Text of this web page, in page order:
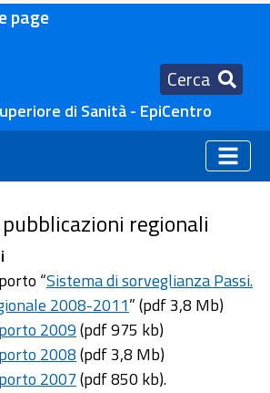
page
Cerca
di Sanità - EpiCentro
pubblicazioni regionali
“Sistema di sorveglianza Passi.
2008-2011” (pdf 3,8 Mb)
2009(pdf 975 kb)
2008(pdf 3,8 Mb)
2007(pdf 850 kb).